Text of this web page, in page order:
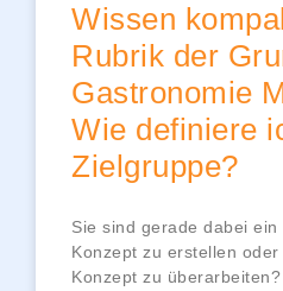
Wissen
Rubrik der
Gastronomie
Wie definiere
Zielgruppe?
Sie sind gerade dabei
Konzept zu erstellen
Konzept zu